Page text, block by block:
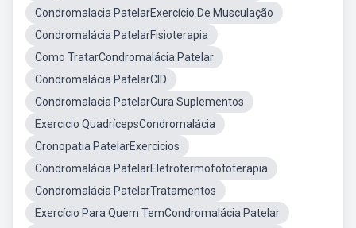
Condromalacia PatelarExercício De Musculação
Condromalácia PatelarFisioterapia
Como TratarCondromalácia Patelar
Condromalácia PatelarCID
Condromalacia PatelarCura Suplementos
Exercicio QuadrícepsCondromalácia
Cronopatia PatelarExercicios
Condromalácia PatelarEletrotermofototerapia
Condromalácia PatelarTratamentos
Exercício Para Quem TemCondromalácia Patelar